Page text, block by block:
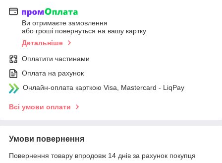
Ви отримаєте замовлення
або гроші повернуться на вашу картку
Детальніше
Оплатити частинами
Оплата на рахунок
Онлайн-оплата карткою Visa, Mastercard - LiqPay
Всі умови оплати
Умови повернення
Повернення товару впродовж 14 днів за рахунок покупця